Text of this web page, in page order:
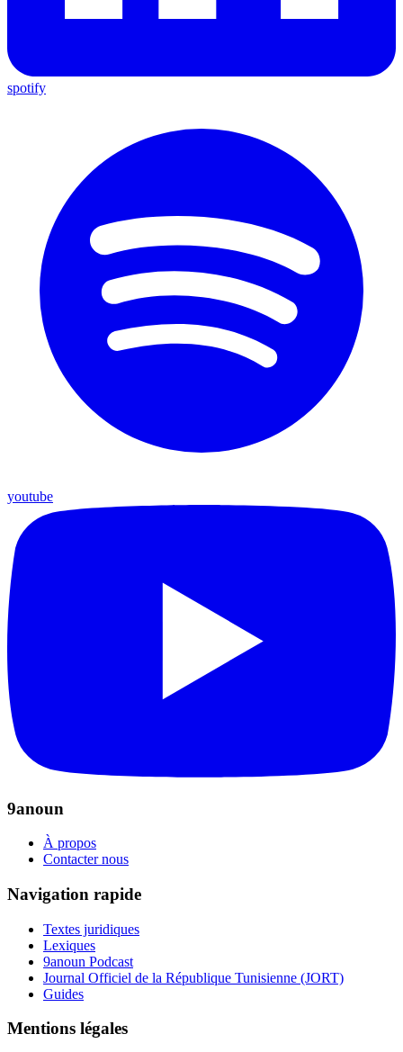
spotify
youtube
9anoun
À propos
Contacter nous
Navigation rapide
Textes juridiques
Lexiques
9anoun Podcast
Journal Officiel de la République Tunisienne (JORT)
Guides
Mentions légales